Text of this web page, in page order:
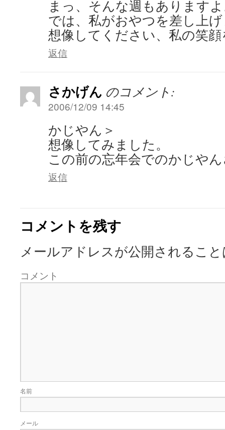
まっ、そんな週もあります
では、私がおやつを差し上
想像してください、私の笑顔
返信
さかげん のコメント:
2006/12/09 14:45
かじやん＞
想像してみました。
この前の忘年会でのかじや
返信
コメントを残す
メールアドレスが公開されるこ
コメント
名前
メール